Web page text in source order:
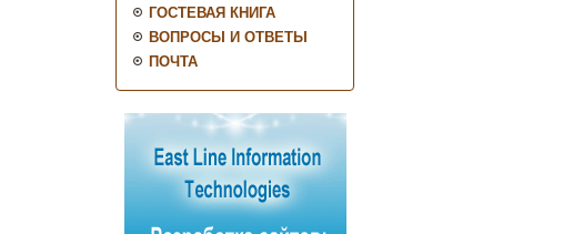
ГОСТЕВАЯ КНИГА
ВОПРОСЫ И ОТВЕТЫ
ПОЧТА